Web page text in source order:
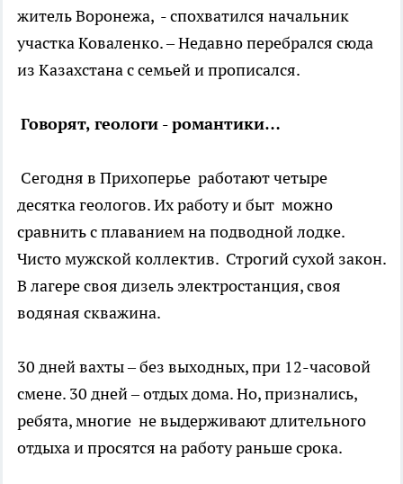
житель Воронежа, - спохватился начальник
участка Коваленко. – Недавно перебрался сюда
из Казахстана с семьей и прописался.
Говорят, геологи - романтики…
Сегодня в Прихоперье работают четыре
десятка геологов. Их работу и быт можно
сравнить с плаванием на подводной лодке.
Чисто мужской коллектив. Строгий сухой закон.
В лагере своя дизель электростанция, своя
водяная скважина.
30 дней вахты – без выходных, при 12-часовой
смене. 30 дней – отдых дома. Но, признались,
ребята, многие не выдерживают длительного
отдыха и просятся на работу раньше срока.